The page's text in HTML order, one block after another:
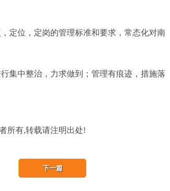
定位，定岗的管理标准和要求，常态化对南
集中整治，力求做到；管理有痕迹，措施落
所有,转载请注明出处!
下一篇